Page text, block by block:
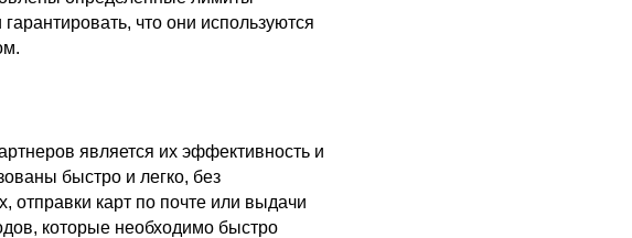
что они используются
является их эффективность и
быстро и легко, без
отправки карт по почте или выдачи
которые необходимо быстро